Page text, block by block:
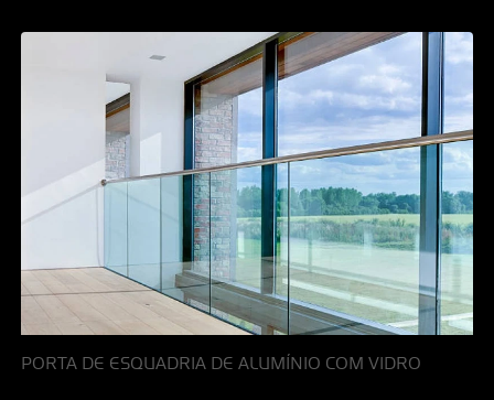
PORTA DE ESQUADRIA DE ALUMÍNIO COM VIDRO